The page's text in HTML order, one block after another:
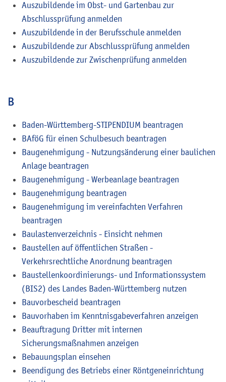
Auszubildende im Obst- und Gartenbau zur
Abschlussprüfung anmelden
Auszubildende in der Berufsschule anmelden
Auszubildende zur Abschlussprüfung anmelden
Auszubildende zur Zwischenprüfung anmelden
B
Baden-Württemberg-STIPENDIUM beantragen
BAföG für einen Schulbesuch beantragen
Baugenehmigung - Nutzungsänderung einer baulichen
Anlage beantragen
Baugenehmigung - Werbeanlage beantragen
Baugenehmigung beantragen
Baugenehmigung im vereinfachten Verfahren
beantragen
Baulastenverzeichnis - Einsicht nehmen
Baustellen auf öffentlichen Straßen -
Verkehrsrechtliche Anordnung beantragen
Baustellenkoordinierungs- und Informationssystem
(BIS2) des Landes Baden-Württemberg nutzen
Bauvorbescheid beantragen
Bauvorhaben im Kenntnisgabeverfahren anzeigen
Beauftragung Dritter mit internen
Sicherungsmaßnahmen anzeigen
Bebauungsplan einsehen
Beendigung des Betriebs einer Röntgeneinrichtung